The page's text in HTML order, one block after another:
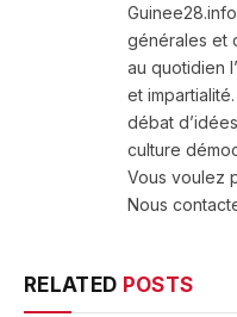
générales et
au quotidien
et
débat
culture
Vous voulez
Nous
RELATED POSTS